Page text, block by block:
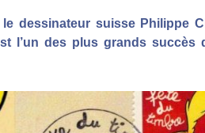
dessinateur suisse Philippe
l’un des plus grands succès